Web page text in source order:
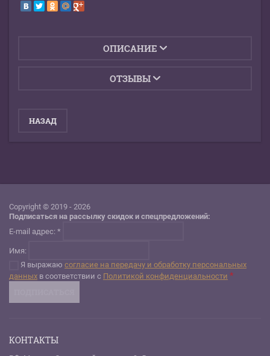
ОПИСАНИЕ
ОТЗЫВЫ
НАЗАД
Copyright © 2019 - 2026
Подписаться на рассылку скидок и спецпредложений:
E-mail адрес: *
Имя:
Я выражаю согласие на передачу и обработку персональных
данных в соответствии с Политикой конфиденциальности *
КОНТАКТЫ